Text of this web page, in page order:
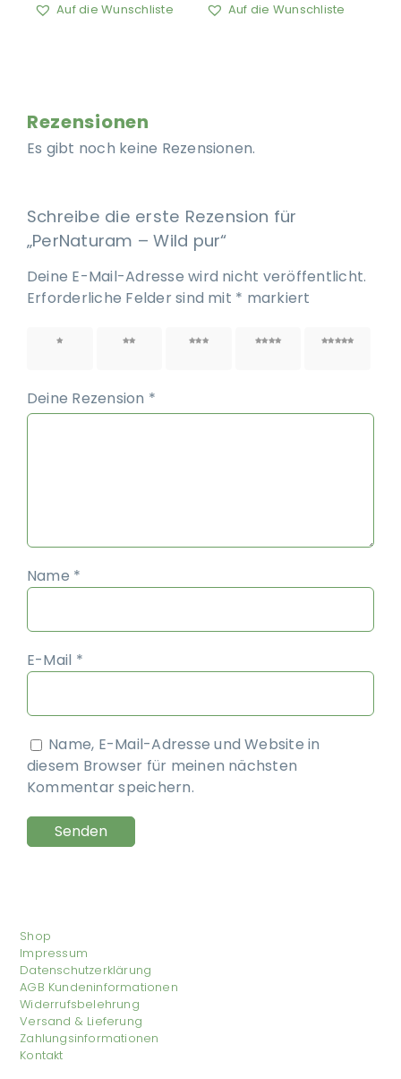
Auf die Wunschliste Auf die Wunschliste
Rezensionen
Es gibt noch keine Rezensionen.
Schreibe die erste Rezension für
„PerNaturam – Wild pur“
Deine E-Mail-Adresse wird nicht veröffentlicht.
Erforderliche Felder sind mit * markiert
1 von 2 von 3 von 4 von 5 von
Deine Rezension *
Name *
E-Mail *
Name, E-Mail-Adresse und Website in
diesem Browser für meinen nächsten
Kommentar speichern.
Shop
Impressum
Datenschutzerklärung
AGB Kundeninformationen
Widerrufsbelehrung
Versand & Lieferung
Zahlungsinformationen
Kontakt